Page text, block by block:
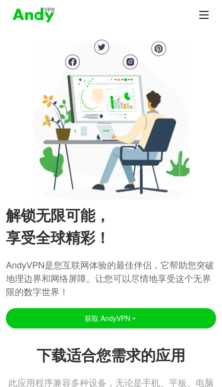
解锁无限可能，
享受全球精彩！
AndyVPN是您互联网体验的最佳伴侣，它帮助您突破
地理边界和网络屏障。让您可以尽情地享受这个无界
限的数字世界！
获取 AndyVPN
下载适合您需求的应用
此应用程序兼容多种设备，无论是手机、平板、电脑